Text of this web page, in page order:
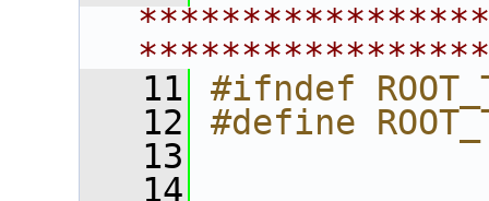
   11
#ifndef
   12
#define
   13
   14